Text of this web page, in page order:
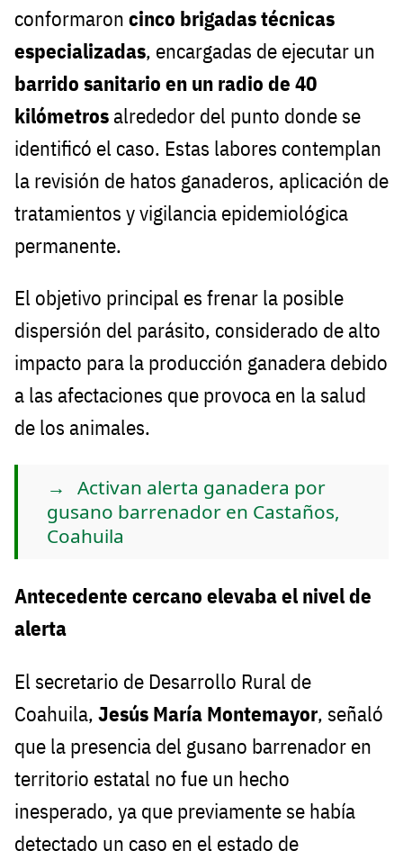
conformaron cinco brigadas técnicas
especializadas, encargadas de ejecutar un
barrido sanitario en un radio de 40
kilómetros alrededor del punto donde se
identificó el caso. Estas labores contemplan
la revisión de hatos ganaderos, aplicación de
tratamientos y vigilancia epidemiológica
permanente.
El objetivo principal es frenar la posible
dispersión del parásito, considerado de alto
impacto para la producción ganadera debido
a las afectaciones que provoca en la salud
de los animales.
Activan alerta ganadera por
gusano barrenador en Castaños,
Coahuila
Antecedente cercano elevaba el nivel de
alerta
El secretario de Desarrollo Rural de
Coahuila, Jesús María Montemayor, señaló
que la presencia del gusano barrenador en
territorio estatal no fue un hecho
inesperado, ya que previamente se había
detectado un caso en el estado de